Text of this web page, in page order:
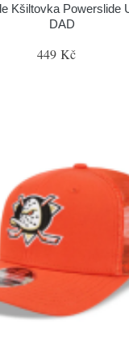
Kšiltovka Powerslide
DAD
449 Kč